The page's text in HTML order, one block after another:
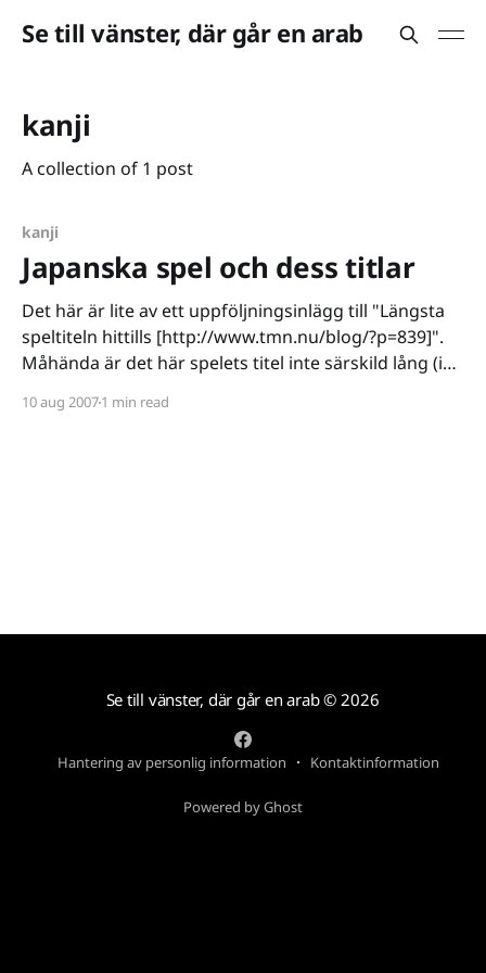
Se till vänster, där går en arab
kanji
A collection of 1 post
kanji
Japanska spel och dess titlar
Det här är lite av ett uppföljningsinlägg till "Längsta
speltiteln hittills [http://www.tmn.nu/blog/?p=839]".
Måhända är det här spelets titel inte särskild lång (i
uppmärksamma. Samtidigt kan man fråga sig varför
10 aug 20071 min read
Se till vänster, där går en arab© 2026
Hantering av personlig information Kontaktinformation
Powered by Ghost